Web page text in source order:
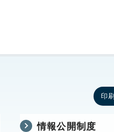
印刷
情報公開制度